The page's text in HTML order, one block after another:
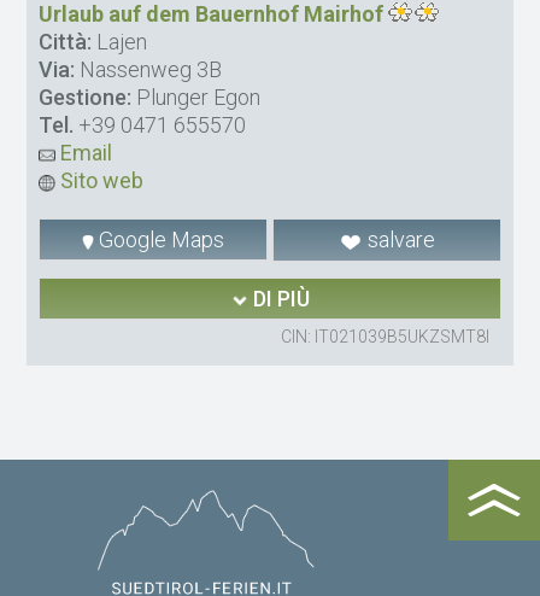
Urlaub auf dem Bauernhof Mairhof
Città: Lajen
Via: Nassenweg 3B
Gestione: Plunger Egon
Tel. +39 0471 655570
Email
Sito web
Google Maps salvare
DI PIÙ
CIN: IT021039B5UKZSMT8I